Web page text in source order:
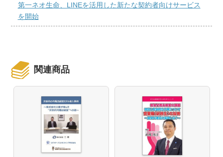
第一ネオ生命、LINEを活用した新たな契約者向けサービス
を開始
関連商品